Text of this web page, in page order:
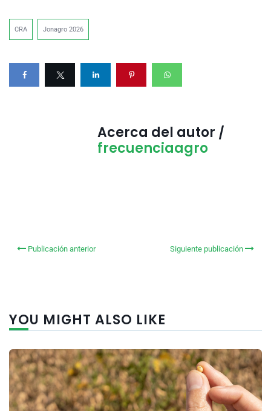
CRA Jonagro 2026
Acerca del autor /
frecuenciaagro
Publicación anterior Siguiente publicación
YOU MIGHT ALSO LIKE